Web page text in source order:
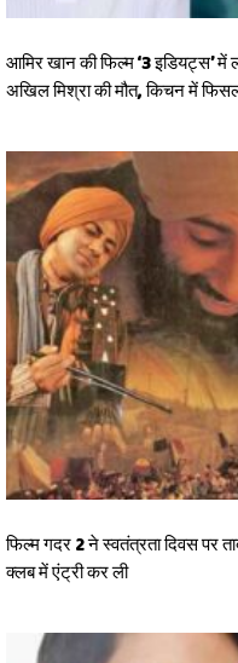
आमिर खान की फिल्म ‘3 इडियट्स’ में
अखिल मिश्रा की मौत, किचन में
फिल्म गदर 2 ने स्वतंत्रता दिवस पर
क्लब में एंट्री कर ली